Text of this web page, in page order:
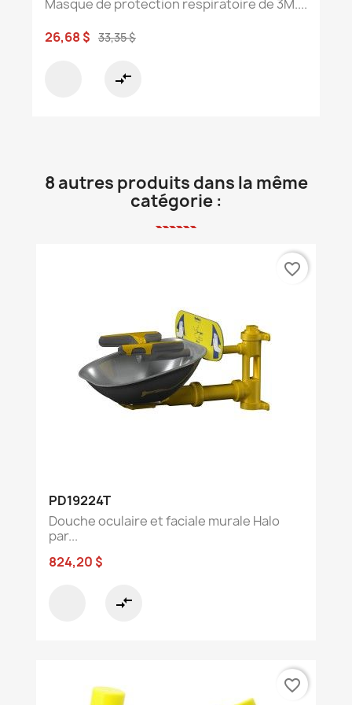
Masque de protection respiratoire de 3M....
26,68 $ 33,35 $
compare_arrows
8 autres produits dans la même
catégorie :
PD19224T
Douche oculaire et faciale murale Halo
par...
824,20 $
compare_arrows
favorite_border
favorite_border